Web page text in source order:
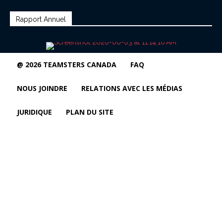
Rapport Annuel
@ 2026 TEAMSTERS CANADA FAQ
NOUS JOINDRE RELATIONS AVEC LES MÉDIAS
JURIDIQUE PLAN DU SITE